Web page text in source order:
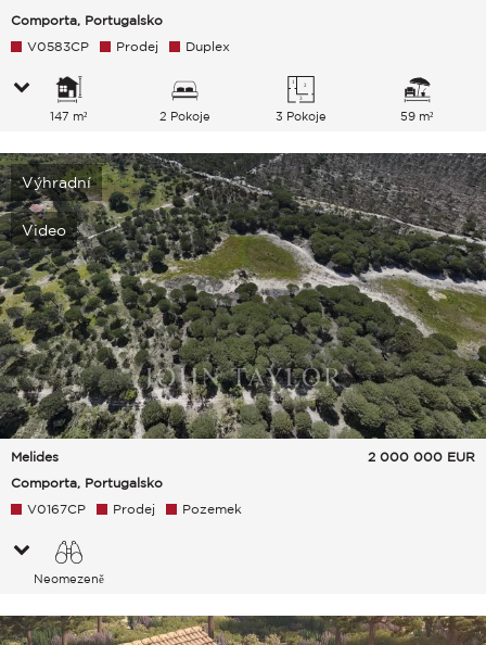
Comporta, Portugalsko
V0583CP Prodej Duplex
147 m² 2 Pokoje 3 Pokoje 59 m²
Výhradní
Video
Melides
Comporta, Portugalsko
2 000 000 EUR
V0167CP Prodej Pozemek
Neomezeně